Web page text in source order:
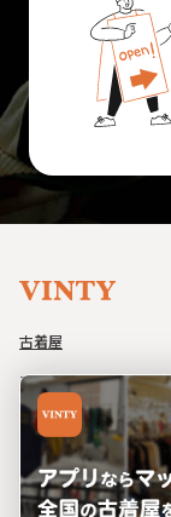
古着屋
アイテム
コーデ
イベント
ブログ